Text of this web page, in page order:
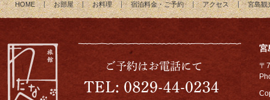
HOME お部屋 お料理 宿泊料金・ご予約 アクセス 宮島観
宮
〒